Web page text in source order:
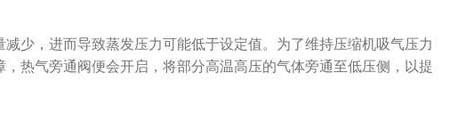
少，进而导致蒸发压力可能低于设定值。为了维持压缩机吸气压力
热气旁通阀便会开启，将部分高温高压的气体旁通至低压侧，以提